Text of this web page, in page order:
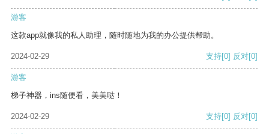
游客
这款app就像我的私人助理，随时随地为我的办公提供帮助。
2024-02-29 支持[0] 反对[0]
游客
梯子神器，ins随便看，美美哒！
2024-02-29 支持[0] 反对[0]